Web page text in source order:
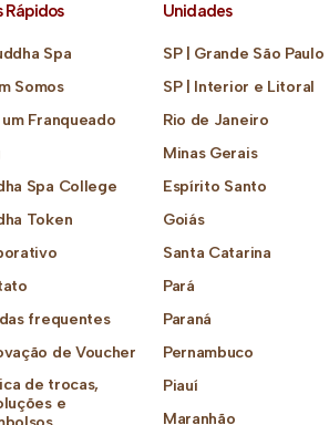
Rápidos
Spa
Somos
um Franqueado
Spa College
Token
frequentes
de Voucher
de trocas,
e
Unidades
SP | Grande São Paulo
SP | Interior e Litoral
Rio de Janeiro
Minas Gerais
Espírito Santo
Goiás
Santa Catarina
Pará
Paraná
Pernambuco
Piauí
Maranhão